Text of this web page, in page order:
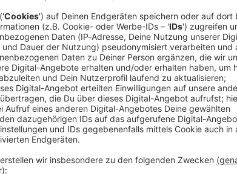
als Retter schnell zu helfen. So
dem Lüneburger Landgericht, bei denen
von Autobahnbrücken in mehreren
räumen beide Angeklagten die
schäme mich zutiefst», sagte ein 23-Jähriger
mit dem neun Jahre älteren Thüringer
und auch Drogen konsumiert.
Es sei ihnen vorrangig
ihr Selbstwertgefühl gesteigert: «Ich